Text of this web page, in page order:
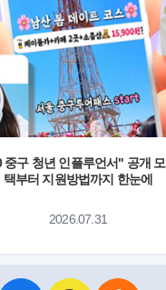
구 청년 인플루언서" 공개
택부터 지원방법까지 한눈에
2026.07.31